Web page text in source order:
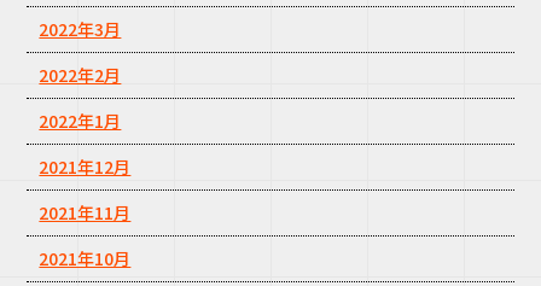
2022年3月
2022年2月
2022年1月
2021年12月
2021年11月
2021年10月